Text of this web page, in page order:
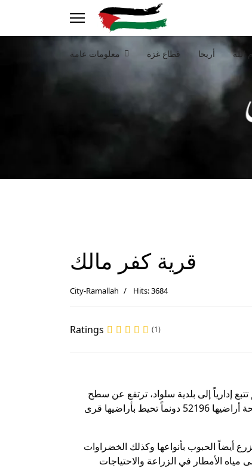
معلومات عامة قطاع غزة أريحا الله
قرية كفر مالك
City-Ramallah Hits: 3684
Ratings (1)
الشمال الشرقي من مدينة رام الله وتبعد عنها حوالي 17كم تتبع إدارياً إلى بلدية سلواد، ترتفع عن سطح
البحر 780م وتبلغ مساحة القرية العمرانية حوالي 2860 دونم ومساحة أراضيها 52196 دونماً تحيط بأراضيها قرى
أيضاً الحبوب بأنواعها وكذلك الخضراوات
مياه الأمطار في الزراعة والاحتياجات